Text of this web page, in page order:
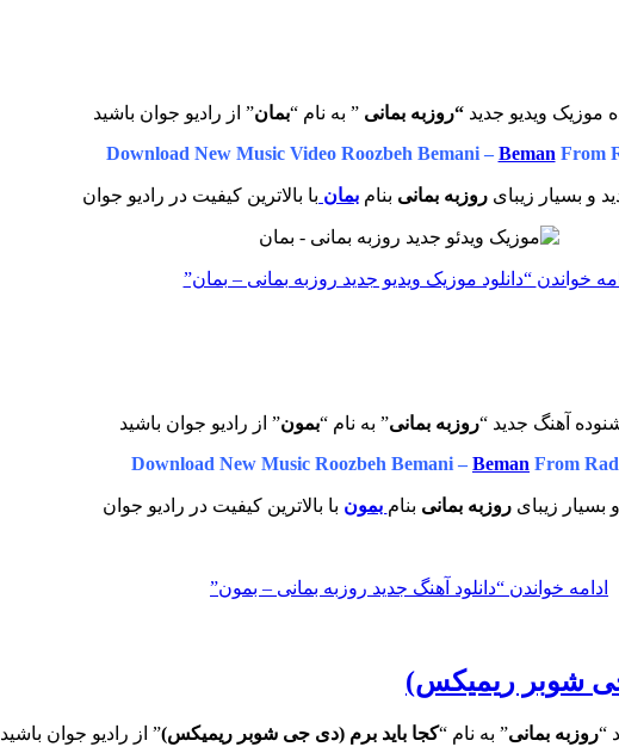
موزیک ویدیو جدید“روزبه بمانی” به نام “بمان” از رادیو جوان باشید
Download New Music Video Roozbeh Bemani – Beman From
و بسیار زیبای روزبه بمانی بنام بمان با بالاترین کیفیت در رادیو جوان
خواندن “دانلود موزیک ویدیو جدید روزبه بمانی – بمان”
آهنگ جدید “روزبه بمانی” به نام “بمون” از رادیو جوان باشید
Download New Music Roozbeh Bemani – Beman From
بسیار زیبای روزبه بمانی بنام بمون با بالاترین کیفیت در رادیو جوان
ادامه خواندن “دانلود آهنگ جدید روزبه بمانی – بمون”
جی شوبر ریمیکس)
“روزبه بمانی” به نام “کجا باید برم (دی جی شوبر ریمیکس)” از رادیو جوان باشید